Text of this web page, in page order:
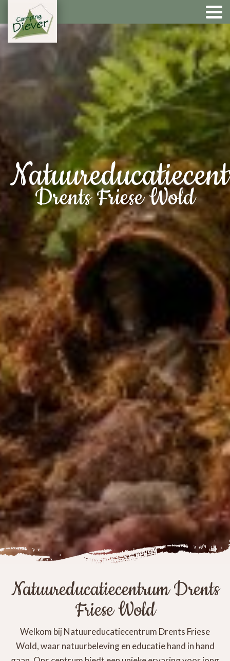
Drents Friese Wold
Natuureducatiecentrum Drents
Friese Wold
Welkom bij Natuureducatiecentrum Drents Friese
Wold, waar natuurbeleving en educatie hand in hand